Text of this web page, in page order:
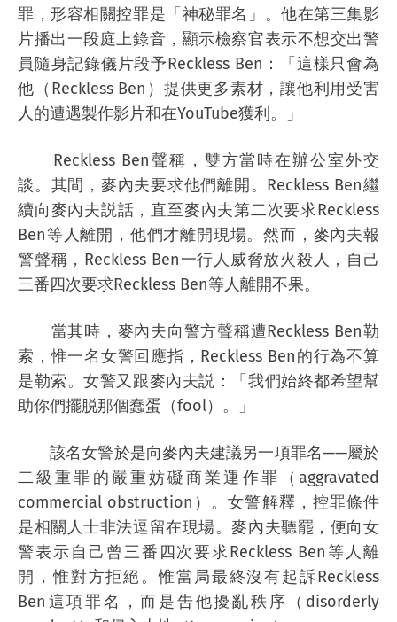
罪，形容相關控罪是「神秘罪名」。他在第三集影
片播出一段庭上錄音，顯示檢察官表示不想交出警
員隨身記錄儀片段予Reckless Ben：「這樣只會為
他（Reckless Ben）提供更多素材，讓他利用受害
人的遭遇製作影片和在YouTube獲利。」
Reckless Ben聲稱，雙方當時在辦公室外交
談。其間，麥內夫要求他們離開。Reckless Ben繼
續向麥內夫説話，直至麥內夫第二次要求Reckless
Ben等人離開，他們才離開現場。然而，麥內夫報
警聲稱，Reckless Ben一行人威脅放火殺人，自己
三番四次要求Reckless Ben等人離開不果。
當其時，麥內夫向警方聲稱遭Reckless Ben勒
索，惟一名女警回應指，Reckless Ben的行為不算
是勒索。女警又跟麥內夫説：「我們始終都希望幫
助你們擺脱那個蠢蛋（fool）。」
該名女警於是向麥內夫建議另一項罪名——屬於
二級重罪的嚴重妨礙商業運作罪（aggravated
commercial obstruction）。女警解釋，控罪條件
是相關人士非法逗留在現場。麥內夫聽罷，便向女
警表示自己曾三番四次要求Reckless Ben等人離
開，惟對方拒絕。惟當局最終沒有起訴Reckless
Ben這項罪名，而是吿他擾亂秩序（disorderly